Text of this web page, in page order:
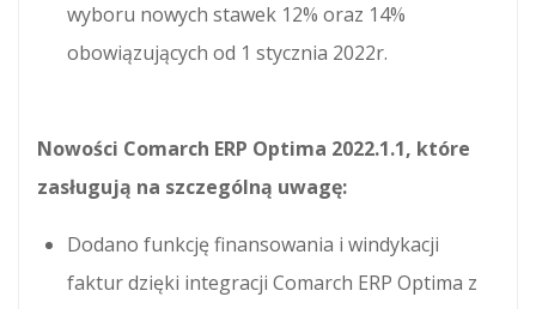
wyboru nowych stawek 12% oraz 14%
obowiązujących od 1 stycznia 2022r.
Nowości Comarch ERP Optima 2022.1.1, które
zasługują na szczególną uwagę:
Dodano funkcję finansowania i windykacji
faktur dzięki integracji Comarch ERP Optima z